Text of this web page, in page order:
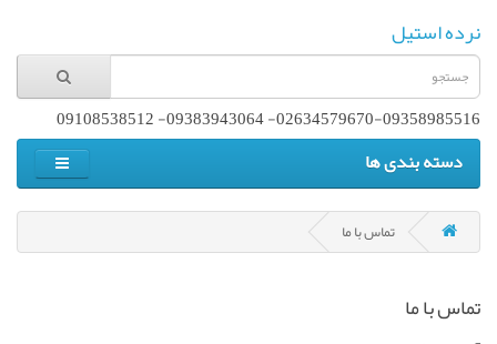
نرده استیل
02634579670-09358985516- 09383943064- 09108538512
دسته بندی ها
تماس با ما
تماس با ما